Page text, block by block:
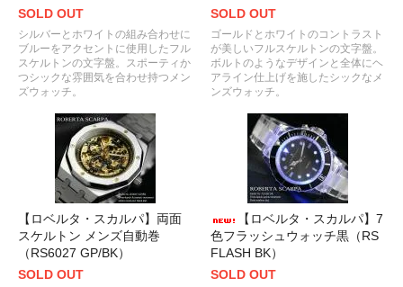
SOLD OUT
シルバーとホワイトの組み合わせに
ブルーをアクセントに使用したフル
スケルトンの文字盤。スポーティか
つシックな雰囲気を合わせ持つメン
ズウォッチ。
SOLD OUT
ゴールドとホワイトのコントラスト
が美しいフルスケルトンの文字盤。
ボルトのようなデザインと全体にヘ
アライン仕上げを施したシックなメ
ンズウォッチ。
【ロベルタ・スカルパ】両面
スケルトン メンズ自動巻
（RS6027 GP/BK）
SOLD OUT
【ロベルタ・スカルパ】7
色フラッシュウォッチ黒（RS
FLASH BK）
SOLD OUT